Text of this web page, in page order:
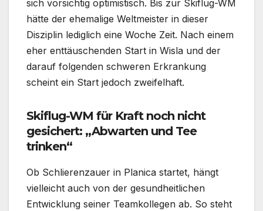
sich vorsichtig optimistisch. Bis zur Skiflug-WM
hätte der ehemalige Weltmeister in dieser
Disziplin lediglich eine Woche Zeit. Nach einem
eher enttäuschenden Start in Wisla und der
darauf folgenden schweren Erkrankung
scheint ein Start jedoch zweifelhaft.
Skiflug-WM für Kraft noch nicht
gesichert: „Abwarten und Tee
trinken“
Ob Schlierenzauer in Planica startet, hängt
vielleicht auch von der gesundheitlichen
Entwicklung seiner Teamkollegen ab. So steht